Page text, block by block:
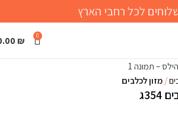
לכל רחבי הארץ
0
₪
מזון לכלבים